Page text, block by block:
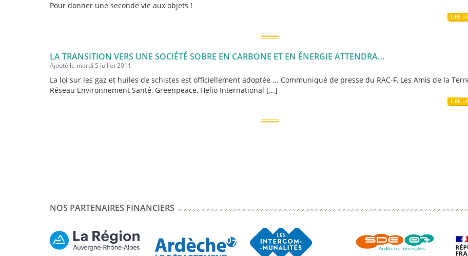
Pour donner une seconde vie aux objets !
LIRE
LA TRANSITION VERS UNE SOCIÉTÉ SOBRE EN CARBONE ET EN ÉNERGIE ATTENDRA…
Ajouté le mardi 5 juillet 2011
La loi sur les gaz et huiles de schistes est officiellement adoptée ... Communiqué de presse du RAC-F, Les Amis de la
Réseau Environnement Santé, Greenpeace, Helio International [...]
LIRE
NOS PARTENAIRES FINANCIERS